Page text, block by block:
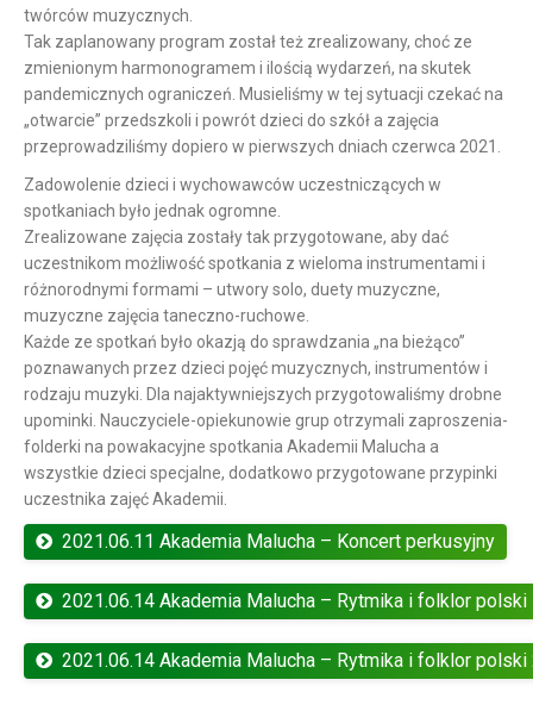
twórców muzycznych.
Tak zaplanowany program został też zrealizowany, choć ze
zmienionym harmonogramem i ilością wydarzeń, na skutek
pandemicznych ograniczeń. Musieliśmy w tej sytuacji czekać na
„otwarcie” przedszkoli i powrót dzieci do szkół a zajęcia
przeprowadziliśmy dopiero w pierwszych dniach czerwca 2021.
Zadowolenie dzieci i wychowawców uczestniczących w
spotkaniach było jednak ogromne.
Zrealizowane zajęcia zostały tak przygotowane, aby dać
uczestnikom możliwość spotkania z wieloma instrumentami i
różnorodnymi formami – utwory solo, duety muzyczne,
muzyczne zajęcia taneczno-ruchowe.
Każde ze spotkań było okazją do sprawdzania „na bieżąco”
poznawanych przez dzieci pojęć muzycznych, instrumentów i
rodzaju muzyki. Dla najaktywniejszych przygotowaliśmy drobne
upominki. Nauczyciele-opiekunowie grup otrzymali zaproszenia-
folderki na powakacyjne spotkania Akademii Malucha a
wszystkie dzieci specjalne, dodatkowo przygotowane przypinki
uczestnika zajęć Akademii.
2021.06.11 Akademia Malucha – Koncert perkusyjny
2021.06.14 Akademia Malucha – Rytmika i folklor polski
2021.06.14 Akademia Malucha – Rytmika i folklor polski